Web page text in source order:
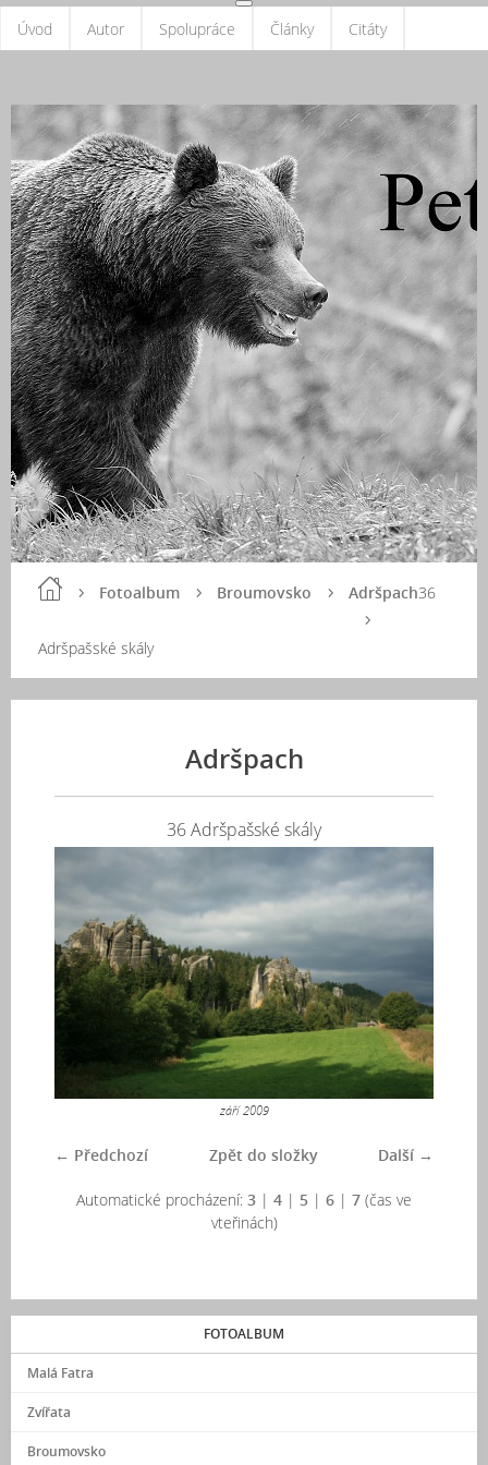
Úvod Autor Spolupráce Články Citáty
Fotoalbum Broumovsko Adršpach36
Adršpašské skály
Adršpach
36 Adršpašské skály
září 2009
← Předchozí Další →
Zpět do složky
Automatické procházení: 3 | 4 | 5 | 6 | 7 (čas ve
vteřinách)
FOTOALBUM
Malá Fatra
Zvířata
Broumovsko